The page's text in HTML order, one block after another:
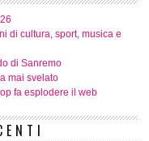
di cultura, sport, musica e
di Sanremo
mai svelato
fa esplodere il web